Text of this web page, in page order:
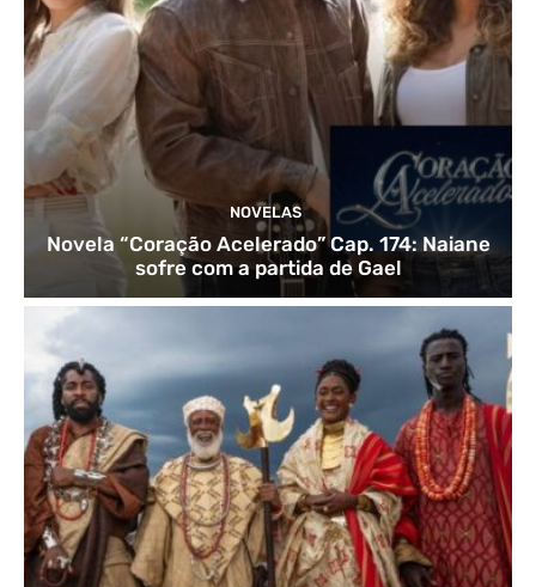
NOVELAS
Novela “Coração Acelerado” Cap. 174: Naiane
sofre com a partida de Gael